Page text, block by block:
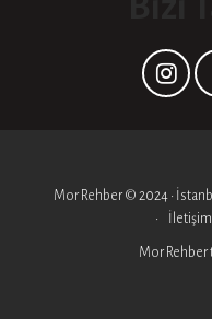
Mor Rehber © 2024 •
İletişim
Mor Rehber